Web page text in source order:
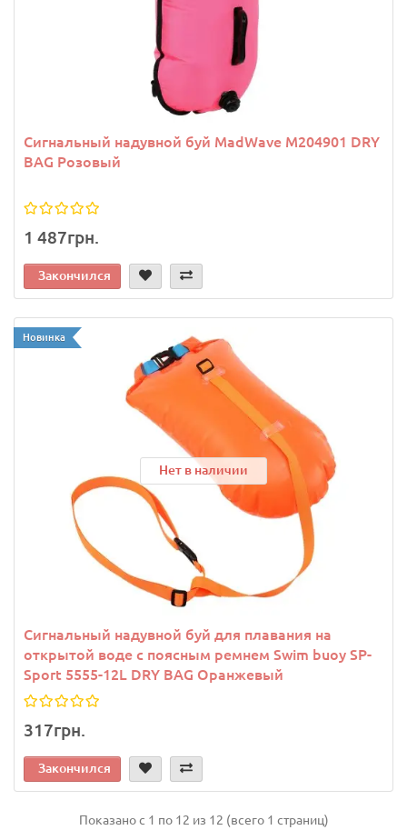
Сигнальный надувной буй MadWave M204901 DRY
BAG Розовый
1 487грн.
Закончился
Новинка
Нет в наличии
Сигнальный надувной буй для плавания на
открытой воде с поясным ремнем Swim buoy SP-
Sport 5555-12L DRY BAG Оранжевый
317грн.
Закончился
Показано с 1 по 12 из 12 (всего 1 страниц)